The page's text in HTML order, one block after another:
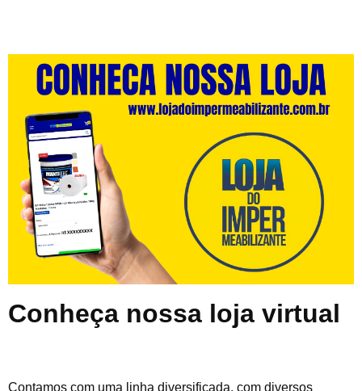
Conheça nossa loja virtual
Contamos com uma linha diversificada, com diversos